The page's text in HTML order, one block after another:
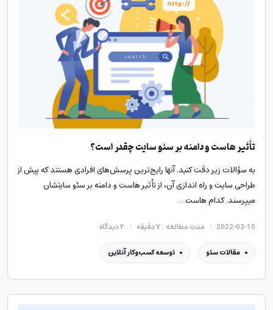
تأثیر هاست و دامنه بر سئو سایت چقدر است؟
به سؤالات زیر دقت کنید. آن‎ها رایج‌ترین پرسش‌های افرادی هستند که پیش از
طراحی سایت و راه اندازی آن، از تأثیر هاست و دامنه بر سئو سایت‎شان
می‏پرسند. کدام هاست…
2022-03-10 مدت مطالعه : ۷ دقیقه ۲دیدگاه
مقالات سئو توسعه کسب‌وکار آنلاین